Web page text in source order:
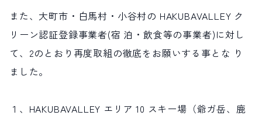
また、大町市・白馬村・小谷村の HAKUBAVALLEY ク
リーン認証登録事業者(宿 泊・飲食等の事業者)に対し
て、2のとおり再度取組の徹底をお願いする事とな り
ました。
１、HAKUBAVALLEY エリア 10 スキー場（爺ガ岳、鹿